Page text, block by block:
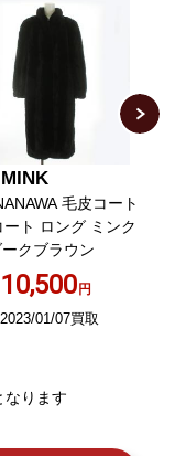
毛皮コート
ート ロング ミンク
クブラウン
10,500円
01/07買取
ります